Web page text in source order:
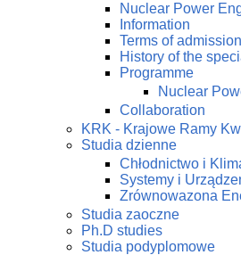
Nuclear Power
Information
Terms of
History of the
Programme
Nuclear
Collaboration
KRK - Krajowe Ramy
Studia dzienne
Chłodnictwo i
Systemy i
Zrównowazona
Studia zaoczne
Ph.D studies
Studia podyplomowe